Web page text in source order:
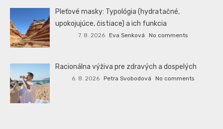
Pleťové masky: Typológia (hydratačné,
upokojujúce, čistiace) a ich funkcia
7. 8. 2026 Eva Senková No comments
Racionálna výživa pre zdravých a dospelých
6. 8. 2026 Petra Svobodová No comments